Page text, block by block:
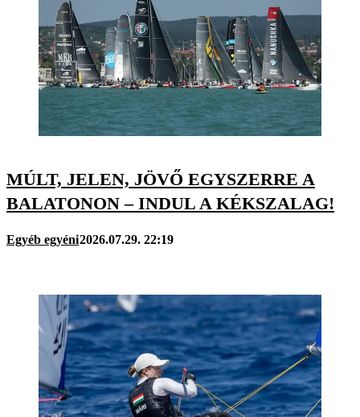
MÚLT, JELEN, JÖVŐ EGYSZERRE A
BALATONON – INDUL A KÉKSZALAG!
Egyéb egyéni2026.07.29. 22:19